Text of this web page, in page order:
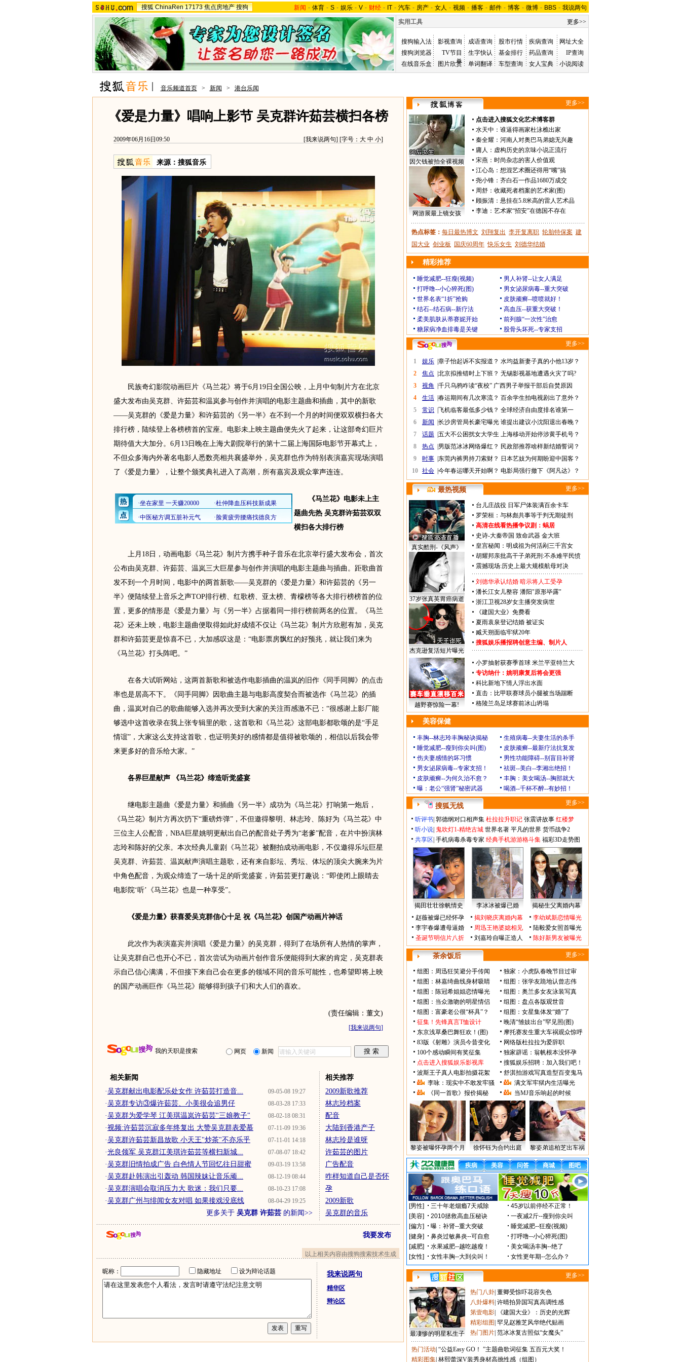
搜狐 ChinaRen 17173 焦点房地产 搜狗 新闻 - 体育 - S - 娱乐 - V - 财经 - IT - 汽车 - 房产 - 女人 - 视频 - 播客 - 邮件 - 博客 - 微博 - BBS - 我说两句
实用工具
更多>>
搜狗输入法 影视查询 成语查询 股市行情 疾病查询
网址大全
搜狗浏览器
TV节目
单
生字快认 基金排行 药品查询
IP查询
在线音乐盒
图片欣赏 单词翻译 车型查询 女人宝典 小说阅读
音乐频道首页 > 新闻 > 港台乐闻
《爱是力量》唱响上影节 吴克群许茹芸横扫各榜
2009年06月16日09:50 [我来说两句] [字号： 大 中 小]
来源： 搜狐音乐
民族奇幻影院动画巨片《马兰花》将于6月19日全国公映，上月中旬制片方在北京
盛大发布由吴克群、许茹芸和温岚参与创作并演唱的电影主题曲和插曲，其中的新歌
——吴克群的《爱是力量》和许茹芸的《另一半》在不到一个月的时间便双双横扫各大
排行榜，陆续登上各榜榜首的宝座。电影未上映主题曲便先火了起来，让这部奇幻巨片
期待值大大加分。6月13日晚在上海大剧院举行的第十二届上海国际电影节开幕式上，
不但众多海内外著名电影人悉数亮相共襄盛举外，吴克群也作为特别表演嘉宾现场演唱
了《爱是力量》，让整个颁奖典礼进入了高潮，所有嘉宾及观众掌声连连。
《马兰花》电影未上主
题曲先热 吴克群许茹芸双双
横扫各大排行榜
上月18日，动画电影《马兰花》制片方携手种子音乐在北京举行盛大发布会，首次
公布由吴克群、许茹芸、温岚三大巨星参与创作并演唱的电影主题曲与插曲。距歌曲首
发不到一个月时间，电影中的两首新歌——吴克群的《爱是力量》和许茹芸的《另一
半》便陆续登上音乐之声TOP排行榜、红歌榜、亚太榜、青檬榜等各大排行榜榜首的位
置，更多的情形是《爱是力量》与《另一半》占据着同一排行榜前两名的位置。《马兰
花》还未上映，电影主题曲便取得如此好成绩不仅让《马兰花》制片方欣慰有加，吴克
群和许茹芸更是惊喜不已，大加感叹这是：“电影票房飘红的好预兆，就让我们来为
《马兰花》打头阵吧。”
在各大试听网站，这两首新歌和被选作电影插曲的温岚的旧作《同手同脚》的点击
率也是居高不下。《同手同脚》因歌曲主题与电影高度契合而被选作《马兰花》的插
曲，温岚对自己的歌曲能够入选并再次受到大家的关注而感激不已：“很感谢上影厂能
够选中这首收录在我上张专辑里的歌，这首歌和《马兰花》这部电影都歌颂的是“手足
情谊”，大家这么支持这首歌，也证明美好的感情都是值得被歌颂的，相信以后我会带
来更多好的音乐给大家。”
各界巨星献声 《马兰花》缔造听觉盛宴
继电影主题曲《爱是力量》和插曲《另一半》成功为《马兰花》打响第一炮后，
《马兰花》制片方再次扔下“重磅炸弹”，不但邀得黎明、林志玲、陈好为《马兰花》中
三位主人公配音，NBA巨星姚明更献出自己的配音处子秀为“老爹”配音，在片中扮演林
志玲和陈好的父亲。本次经典儿童剧《马兰花》被翻拍成动画电影，不仅邀得乐坛巨星
吴克群、许茹芸、温岚献声演唱主题歌，还有来自影坛、秀坛、体坛的顶尖大腕来为片
中角色配音，为观众缔造了一场十足的听觉盛宴，许茹芸更打趣说：“即使闭上眼睛去
电影院‘听’《马兰花》也是一种享受”。
《爱是力量》获喜爱吴克群信心十足 祝《马兰花》创国产动画片神话
此次作为表演嘉宾并演唱《爱是力量》的吴克群，得到了在场所有人热情的掌声，
让吴克群自己也开心不已，首次尝试为动画片创作音乐便能得到大家的肯定，吴克群表
示自己信心满满，不但接下来自己会在更多的领域不同的音乐可能性，也希望即将上映
的国产动画巨作《马兰花》能够得到孩子们和大人们的喜欢。
(责任编辑：董文)
[我来说两句]
我的天职是搜索 网页 新闻
相关新闻
09-05-08 19:27
·吴克群献出电影配乐处女作 许茹芸打造音...
08-03-28 17:33
·吴克群专访③爆许茹芸、小美很会追男仔
08-02-18 08:31
·吴克群为爱学琴 江美琪温岚许茹芸"三娘教子"
07-11-09 19:36
·视频:许茹芸沉寂多年终复出 大赞吴克群表爱慕
07-11-01 14:18
·吴克群许茹芸新昌放歌 小天王"炒茶"不亦乐乎
07-08-07 18:42
·光良领军 吴克群江美琪许茹芸等横扫新城...
09-03-19 13:58
·吴克群旧情拍成广告 白色情人节回忆往日甜蜜
08-12-19 08:44
·吴克群赴韩演出引轰动 韩国辣妹让音乐顽...
08-10-23 17:08
·吴克群演唱会取消压力大 歌迷：我们只要...
08-04-29 19:25
·吴克群广州与绯闻女友对唱 如果接戏没底线
更多关于 吴克群 许茹芸 的新闻>>
相关推荐
2009新歌推荐
林志玲档案
配音
大陆到香港产子
林志玲是谁呀
许茹芸的图片
广告配音
咋样知道自己是否怀
孕
2009新歌
吴克群的音乐
我要发布
以上相关内容由搜狗搜索技术生成
昵称： 隐藏地址 设为辩论话题 我来说两句
精华区
辩论区
更多>>
因欠钱被拍全裸视频
网游展最上镜女孩
点击进入搜狐文化艺术博客群
水天中 ： 谁逼得画家杜泳樵出家
秦全耀 ： 河南人对奥巴马弟媳无兴趣
庸人 ： 虚构历史的京味小说正流行
宋燕 ： 时尚杂志的害人价值观
江心岛 ： 想混艺术圈还得用“嘴”搞
尧小锋 ： 齐白石一作品1680万成交
周舒 ： 收藏死者档案的艺术家(图)
顾振清 ： 悬挂在5.8米高的雷人艺术品
李迪 ： 艺术家“招安”在德国不存在
热点标签： 每日最热博文 刘翔复出 李开复离职 轮胎特保案 建
国大业 创业板 国庆60周年 快乐女生 刘德华结婚
精彩推荐
睡觉减肥--狂瘦(视频)
男人补肾--让女人满足
打呼噜--小心猝死(图)
男女泌尿病毒--重大突破
世界名表“1折”抢购
皮肤顽癣--喷喷就好！
结石--结石病--新疗法
高血压--获重大突破！
柔美肌肤从蒂赛妮开始
前列腺“一次性”治愈
糖尿病净血排毒是关键
股骨头坏死--专家支招
更多>>
1 娱乐 章子怡起诉不实报道？ 水均益新妻子真的小他13岁？
2
焦点 北京拟推错时上下班？ 无锡影视基地遭遇火灾了吗?
3
视角 千只乌鸦咋读“夜校” 广西男子举报干部后自焚原因
4
生活 春运期间有几次寒流？ 百余学生拍电视剧出了意外？
5
常识 飞机临客最低多少钱？ 全球经济自由度排名谁第一
6
新闻 长沙房管局长豪宅曝光 谁提出建议小沈阳退出春晚？
7
话题 五大不公困扰女大学生 上海移动开始停涉黄手机号？
8
热点 男版范冰冰网络爆红？ 民政部推荐啥样新结婚誓词？
9
时事 东莞内裤男持刀索财？ 日本艺妓为何期盼迎中国客？
10 社会 今年春运哪天开始啊？ 电影局强行撤下《阿凡达》？
最热视频 更多>>
真实酷刑-《风声》
37岁张真英胃癌病逝
杰克逊复活短片曝光
台儿庄战役 日军尸体装满百余卡车
罗荣桓：与林彪共事等于判无期徒刑
高清在线看热播争议剧： 蜗居
史诗-大秦帝国 致命武器 金大班
皇宫秘闻：明成祖为何活剐三千宫女
胡耀邦亲批高干子弟死刑:不杀难平民愤
震撼现场:历史上最大规模航母对决
刘德华承认结婚 暗示将人工受孕
潘长江女儿整容 潘阳"原形毕露"
浙江卫视28岁女主播突发病世
《建国大业》免费看
夏雨袁泉登记结婚 被证实
臧天朔面临牢狱20年
搜狐娱乐播报聘创意主编、制片人
越野赛惊险一幕!
小罗抽射获赛季首球 米兰平亚特兰大
专访纳什：姚明康复后将会更强
科比新地下情人浮出水面
直击：比甲联赛球员小腿被当场踹断
格陵兰岛足球赛前冰山坍塌
美容保健
丰胸--林志玲丰胸秘诀揭秘
生殖病毒--夫妻生活的杀手
睡觉减肥--瘦到你尖叫(图)
皮肤顽癣--最新疗法抗复发
伤夫妻感情的坏习惯
男性功能障碍--别盲目补肾
男女泌尿病毒--专家支招！
祛斑--美白--李湘出绝招！
皮肤顽癣--为何久治不愈？
丰胸：美女喝汤--胸部就大
曝：老公“强肾”秘密武器
喝酒--千杯不醉--有妙招！
搜狐无线 更多>>
听评书 郭德纲对口相声集 杜拉拉升职记 张震讲故事 红楼梦
听小说 鬼吹灯1-精绝古城 世界名著 平凡的世界 货币战争2
共享区 手机病毒杀毒专家 经典手机游游格斗集 福彩3D走势图
揭田壮壮徐帆情史 李冰冰被爆已婚
揭秘生父离婚内幕
赵薇被爆已经怀孕
揭刘晓庆离婚内幕
李幼斌新恋情曝光
李宇春爆遭母逼婚
周迅王艳婆媳相见
陆毅爱女照首曝光
圣诞节明信片八折
刘嘉玲自曝正造人 陈好新男友被曝光
茶余饭后 更多>>
组图：周迅狂笑避分手传闻
独家：小虎队春晚节目过审
组图：林嘉绮曲线身材吸睛
组图：张学友跪地认曾志伟
组图：陈冠希姐姐恋情曝光
组图：奥兰多女友泳装写真
组图：当众激吻的明星情侣
组图：盘点各版观世音
组图：富豪老公很“杯具”？
组图：女星集体发“婚”了
征集！先锋真言T恤设计
晚清“雏妓出台”罕见照(图)
东京浅草桑巴舞狂欢！(图)
摩托赛发生重大车祸观众惊呼
83版《射雕》演员今昔变化
网络版杜拉拉为爱辞职
100个感动瞬间有奖征集
独家辟谣：翁帆根本没怀孕
点击进入搜狐娱乐影视库
搜狐娱乐招聘：加入我们吧！
波斯王子真人电影拍摄花絮
舒淇拍游戏写真造型百变鬼马
李咏：现实中不敢发牢骚
满文军牢狱内生活曝光
《同一首歌》报价揭秘
当MJ音乐响起的时候
黎姿被曝怀孕两个月 徐怀钰为合约出庭 黎姿弟追柏芝出车祸
更多>>
最凄惨的明星私生子
热门八卦 董卿受惊吓花容失色
八卦爆料 许晴拍异国写真高调性感
第壹电影
《建国大业》：历史的光辉
精彩组图 罕见赵雅芝风华绝代贴画
热门图片 范冰冰复古照似“女魔头”
热门活动 “公益Easy GO！ ”主题曲歌词征集 五百元大奖！
精彩图集 林熙蕾深V装秀身材高挑性感（组图）